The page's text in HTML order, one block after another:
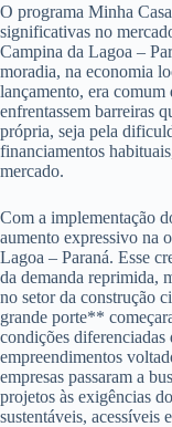
O programa Minha
significativas no
Campina da Lagoa –
moradia, na economia
lançamento, era comum
enfrentassem barreiras
própria, seja pela
financiamentos
mercado.
Com a implementação
aumento expressivo na
Lagoa – Paraná. Esse
da demanda reprimida,
no setor da construção
grande porte**
condições
empreendimentos
empresas passaram a
projetos às exigências
sustentáveis, acessíveis